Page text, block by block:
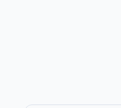
من ورق النعناع